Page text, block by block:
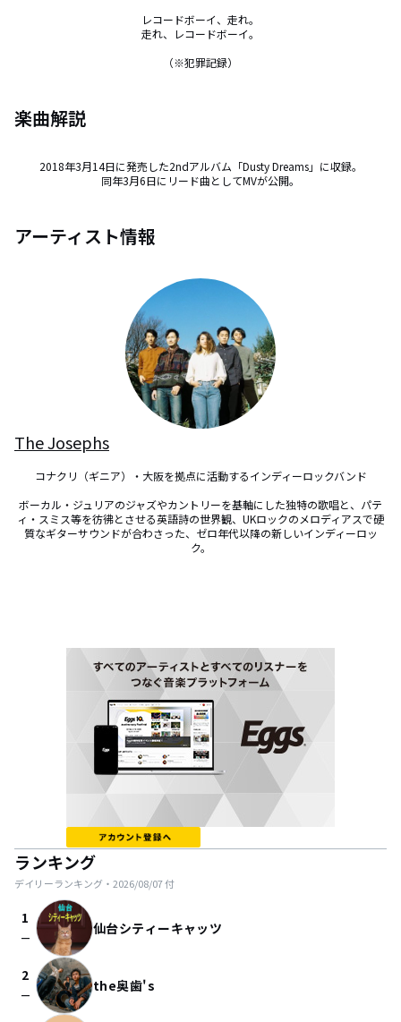
レコードボーイ、走れ。
走れ、レコードボーイ。
（※犯罪記録）
楽曲解説
2018年3月14日に発売した2ndアルバム「Dusty Dreams」に収録。
同年3月6日にリード曲としてMVが公開。
アーティスト情報
The Josephs
コナクリ（ギニア）・大阪を拠点に活動するインディーロックバンド
ボーカル・ジュリアのジャズやカントリーを基軸にした独特の歌唱と、パテ
ィ・スミス等を彷彿とさせる英語詩の世界観、UKロックのメロディアスで硬
質なギターサウンドが合わさった、ゼロ年代以降の新しいインディーロッ
ク。
ランキング
デイリーランキング・ 2026/08/07付
1
check_indeterminate_small 仙台シティーキャッツ
2
check_indeterminate_small the奥歯's